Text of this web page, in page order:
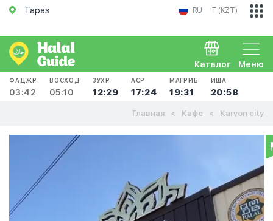
Тараз RU ₸ (KZT)
Меню
Каталог
ФАДЖР
03:42
ВОСХОД
05:10
ЗУХР
12:29
АСР
17:24
МАГРИБ
19:31
ИША
20:58
Главная Кафе Karvon city